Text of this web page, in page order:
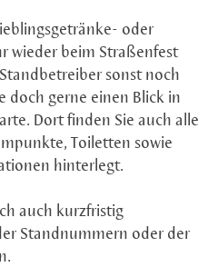
oder
wieder beim Straßenfest
sonst noch
doch gerne einen Blick in
Dort finden Sie auch alle
Toiletten sowie
hinterlegt.
auch kurzfristig
Standnummern oder der